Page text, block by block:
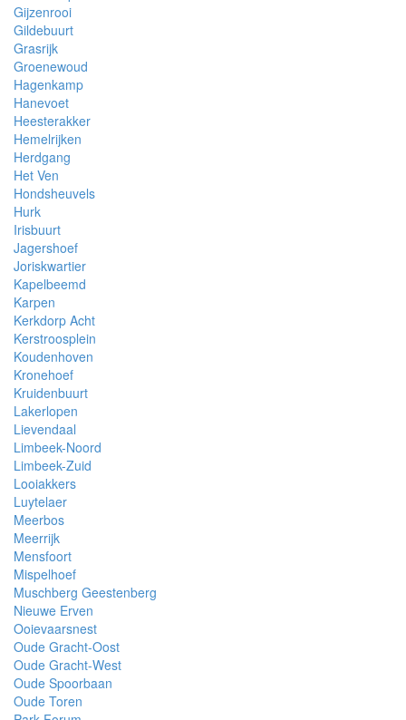
Gijzenrooi
Gildebuurt
Grasrijk
Groenewoud
Hagenkamp
Hanevoet
Heesterakker
Hemelrijken
Herdgang
Het Ven
Hondsheuvels
Hurk
Irisbuurt
Jagershoef
Joriskwartier
Kapelbeemd
Karpen
Kerkdorp Acht
Kerstroosplein
Koudenhoven
Kronehoef
Kruidenbuurt
Lakerlopen
Lievendaal
Limbeek-Noord
Limbeek-Zuid
Looiakkers
Luytelaer
Meerbos
Meerrijk
Mensfoort
Mispelhoef
Muschberg Geestenberg
Nieuwe Erven
Ooievaarsnest
Oude Gracht-Oost
Oude Gracht-West
Oude Spoorbaan
Oude Toren